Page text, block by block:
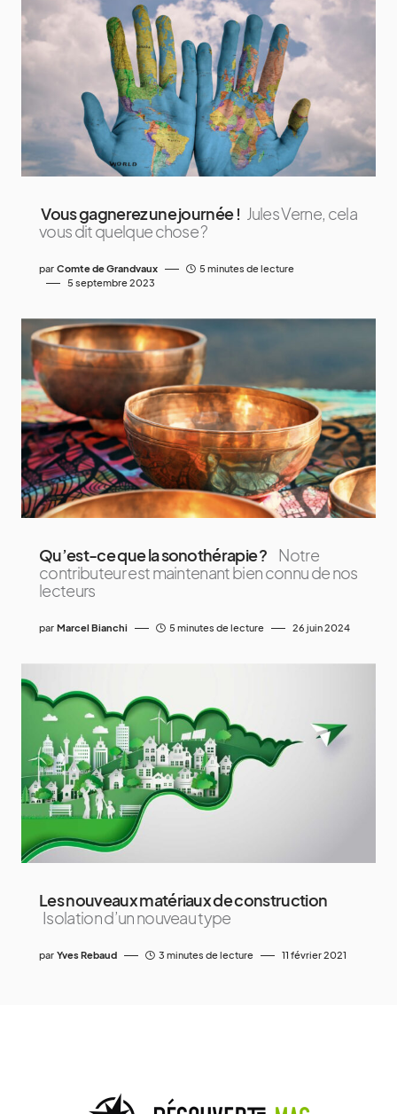
Vous gagnerez une journée ! Jules Verne, cela
vous dit quelque chose ?
par Comte de Grandvaux
5 minutes de lecture
5 septembre 2023
Qu’est-ce que la sonothérapie ?
Notre
contributeur est maintenant bien connu de nos
lecteurs
par Marcel Bianchi 5 minutes de lecture 26 juin 2024
Les nouveaux matériaux de construction
Isolation d’un nouveau type
par Yves Rebaud 3 minutes de lecture 11 février 2021